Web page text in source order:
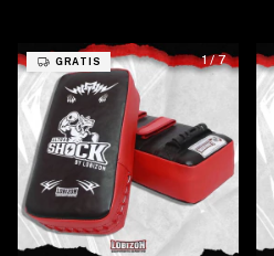
1/7
GRATIS